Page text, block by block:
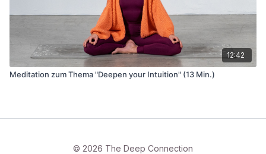
12:42
Meditation zum Thema "Deepen your Intuition" (13 Min.)
© 2026 The Deep Connection